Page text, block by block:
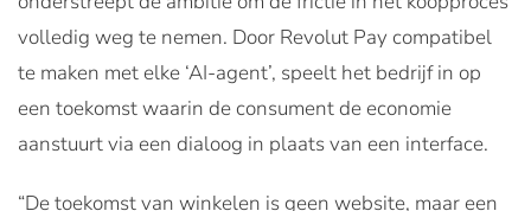
volledig weg te nemen. Door Revolut Pay compatibel
te maken met elke ‘AI-agent’, speelt het bedrijf in op
een toekomst waarin de consument de economie
aanstuurt via een dialoog in plaats van een interface.
“De toekomst van winkelen is geen website, maar een